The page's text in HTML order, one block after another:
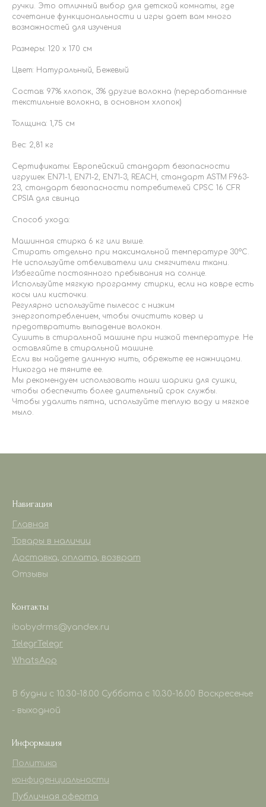
ручки. Это отличный выбор для детской комнаты, где
сочетание функциональности и игры дает вам много
возможностей для изучения
Размеры: 120 x 170 см
Цвет: Натуральный, Бежевый
Состав: 97% хлопок, 3% другие волокна (переработанные
текстильные волокна, в основном хлопок)
Толщина: 1,75 см
Вес: 2,81 кг
Сертификаты: Европейский стандарт безопасности
игрушек EN71-1, EN71-2, EN71-3, REACH, стандарт ASTM F963-
23, стандарт безопасности потребителей CPSC 16 CFR
CPSIA для свинца
Способ ухода:
Машинная стирка 6 кг или выше.
Стирать отдельно при максимальной температуре 30ºC.
Не используйте отбеливатели или смягчители ткани.
Избегайте постоянного пребывания на солнце.
Используйте мягкую программу стирки, если на ковре есть
косы или кисточки.
Регулярно используйте пылесос с низким
энергопотреблением, чтобы очистить ковер и
предотвратить выпадение волокон.
Сушить в стиральной машине при низкой температуре. Не
оставляйте в стиральной машине.
Если вы найдете длинную нить, обрежьте ее ножницами.
Никогда не тяните ее.
Мы рекомендуем использовать наши шарики для сушки,
чтобы обеспечить более длительный срок службы.
Чтобы удалить пятна, используйте теплую воду и мягкое
мыло.
Навигация
Главная
Товары в наличии
Доставка, оплата, возврат
Отзывы
Контакты
ibabydrms@yandex.ru
TelegrTelegr
WhatsApp
В будни с 10.30-18.00 Суббота с 10.30-16.00 Воскресенье
- выходной
Информация
Политика
конфиденциальности
Публичная оферта